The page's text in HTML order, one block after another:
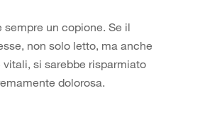
sempre un copione. Se il
non solo letto, ma anche
si sarebbe risparmiato
dolorosa.